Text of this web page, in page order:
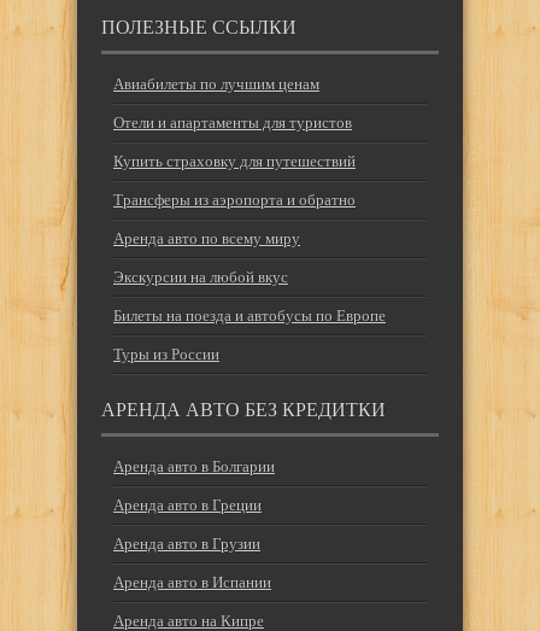
ПОЛЕЗНЫЕ ССЫЛКИ
Авиабилеты по лучшим ценам
Отели и апартаменты для туристов
Купить страховку для путешествий
Трансферы из аэропорта и обратно
Аренда авто по всему миру
Экскурсии на любой вкус
Билеты на поезда и автобусы по Европе
Туры из России
АРЕНДА АВТО БЕЗ КРЕДИТКИ
Аренда авто в Болгарии
Аренда авто в Греции
Аренда авто в Грузии
Аренда авто в Испании
Аренда авто на Кипре